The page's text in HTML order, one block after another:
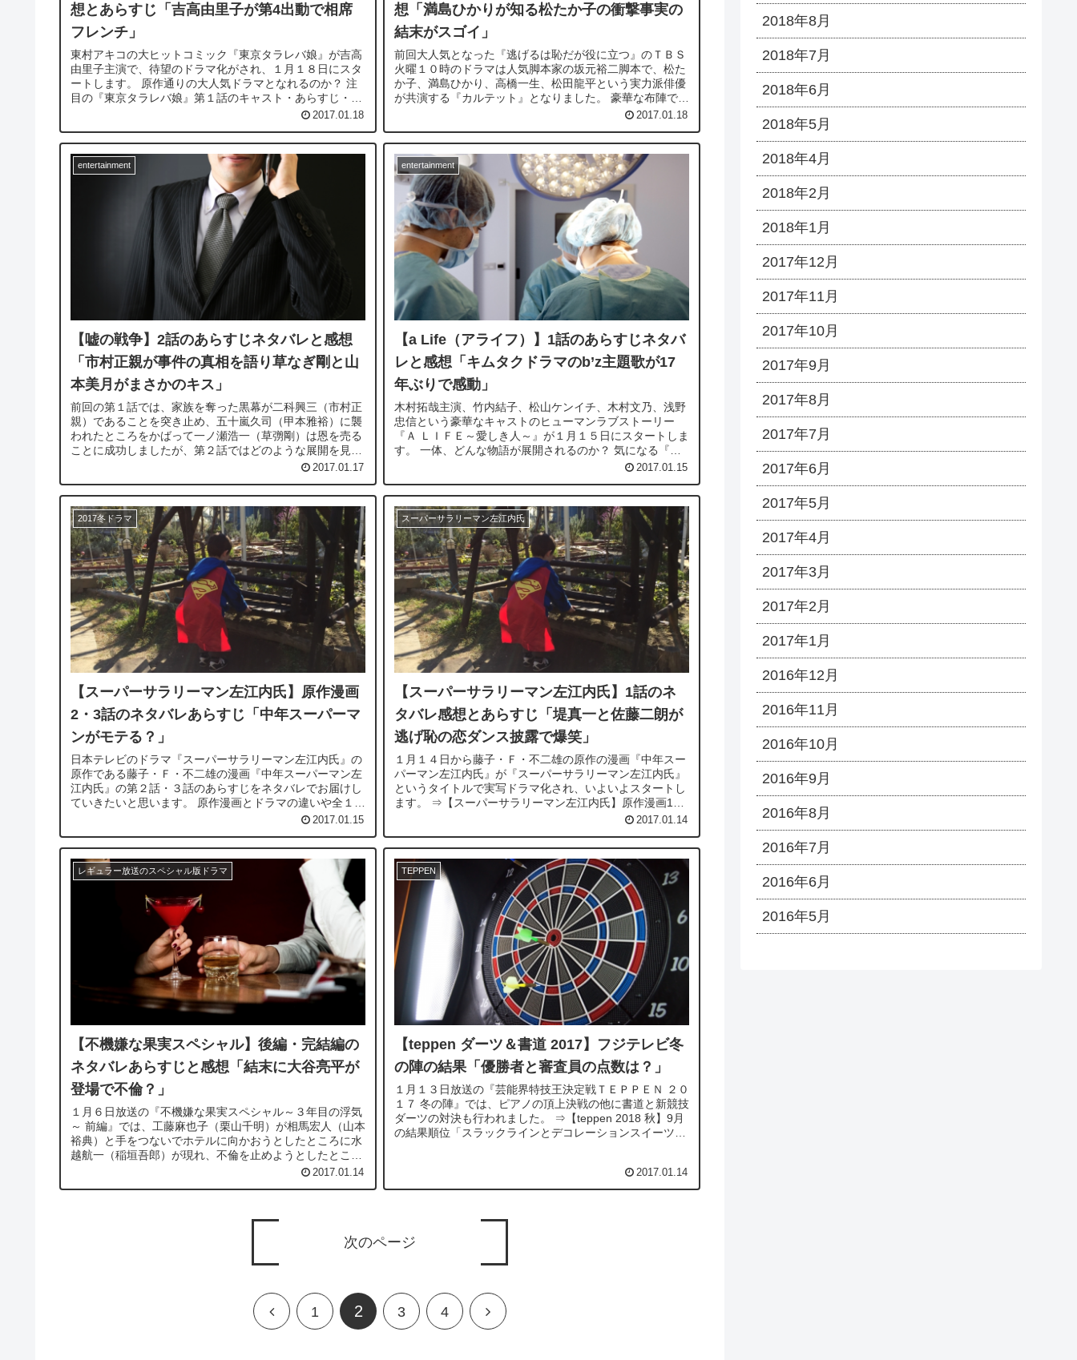
想とあらすじ「吉高由里子が第4出動で相席
フレンチ」
東村アキコの大ヒットコミック『東京タラレバ娘』が吉高
由里子主演で、待望のドラマ化がされ、１月１８日にスタ
ートします。 原作通りの大人気ドラマとなれるのか？ 注
目の『東京タラレバ娘』第１話のキャスト・あらすじ・感
2017.01.18
想「満島ひかりが知る松たか子の衝撃事実の
結末がスゴイ」
前回大人気となった『逃げるは恥だが役に立つ』のＴＢＳ
火曜１０時のドラマは人気脚本家の坂元裕二脚本で、松た
か子、満島ひかり、高橋一生、松田龍平という実力派俳優
が共演する『カルテット』となりました。 豪華な布陣で前
2017.01.18
entertainment
【嘘の戦争】2話のあらすじネタバレと感想
「市村正親が事件の真相を語り草なぎ剛と山
本美月がまさかのキス」
前回の第１話では、家族を奪った黒幕が二科興三（市村正
親）であることを突き止め、五十嵐久司（甲本雅裕）に襲
われたところをかばって一ノ瀬浩一（草彅剛）は恩を売る
ことに成功しましたが、第２話ではどのような展開を見せ
2017.01.17
entertainment
【a Life（アライフ）】1話のあらすじネタバ
レと感想「キムタクドラマのb’z主題歌が17
年ぶりで感動」
木村拓哉主演、竹内結子、松山ケンイチ、木村文乃、浅野
忠信という豪華なキャストのヒューマンラブストーリー
『Ａ ＬＩＦＥ～愛しき人～』が１月１５日にスタートしま
す。 一体、どんな物語が展開されるのか？ 気になる『Ａ
2017.01.15
2017冬ドラマ
【スーパーサラリーマン左江内氏】原作漫画
2・3話のネタバレあらすじ「中年スーパーマ
ンがモテる？」
日本テレビのドラマ『スーパーサラリーマン左江内氏』の
原作である藤子・Ｆ・不二雄の漫画『中年スーパーマン左
江内氏』の第２話・３話のあらすじをネタバレでお届けし
ていきたいと思います。 原作漫画とドラマの違いや全１４
2017.01.15
スーパーサラリーマン左江内氏
【スーパーサラリーマン左江内氏】1話のネ
タバレ感想とあらすじ「堤真一と佐藤二朗が
逃げ恥の恋ダンス披露で爆笑」
１月１４日から藤子・Ｆ・不二雄の原作の漫画『中年スー
パーマン左江内氏』が『スーパーサラリーマン左江内氏』
というタイトルで実写ドラマ化され、いよいよスタートし
ます。 ⇒【スーパーサラリーマン左江内氏】原作漫画1話
2017.01.14
レギュラー放送のスペシャル版ドラマ
【不機嫌な果実スペシャル】後編・完結編の
ネタバレあらすじと感想「結末に大谷亮平が
登場で不倫？」
１月６日放送の『不機嫌な果実スペシャル～３年目の浮気
～ 前編』では、工藤麻也子（栗山千明）が相馬宏人（山本
裕典）と手をつないでホテルに向かおうとしたところに水
越航一（稲垣吾郎）が現れ、不倫を止めようとしたところ
2017.01.14
TEPPEN
【teppen ダーツ＆書道 2017】フジテレビ冬
の陣の結果「優勝者と審査員の点数は？」
１月１３日放送の『芸能界特技王決定戦ＴＥＰＰＥＮ ２０
１７ 冬の陣』では、ピアノの頂上決戦の他に書道と新競技
ダーツの対決も行われました。 ⇒【teppen 2018 秋】9月
の結果順位「スラックラインとデコレーションスイーツの
2017.01.14
次のページ
前 1 2 3 4 次
2018年8月
2018年7月
2018年6月
2018年5月
2018年4月
2018年2月
2018年1月
2017年12月
2017年11月
2017年10月
2017年9月
2017年8月
2017年7月
2017年6月
2017年5月
2017年4月
2017年3月
2017年2月
2017年1月
2016年12月
2016年11月
2016年10月
2016年9月
2016年8月
2016年7月
2016年6月
2016年5月